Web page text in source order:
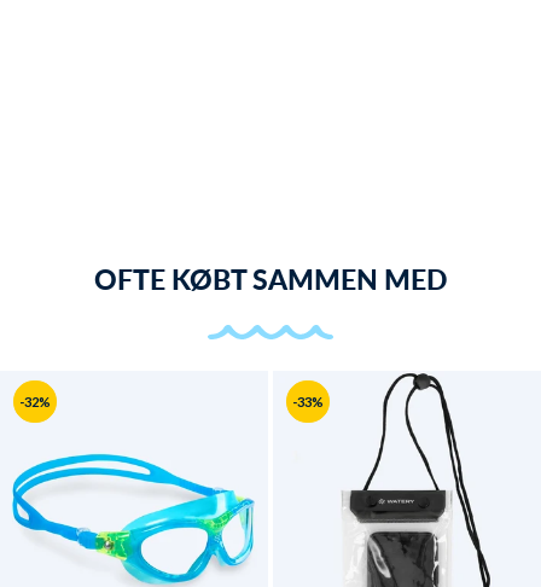
OFTE KØBT SAMMEN MED
-32% -33%